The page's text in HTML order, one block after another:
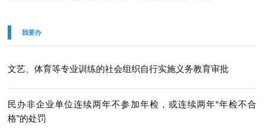
我要办
文艺、体育等专业训练的社会组织自行实施义务教育审批
民办非企业单位连续两年不参加年检，或连续两年“年检不合
格”的处罚